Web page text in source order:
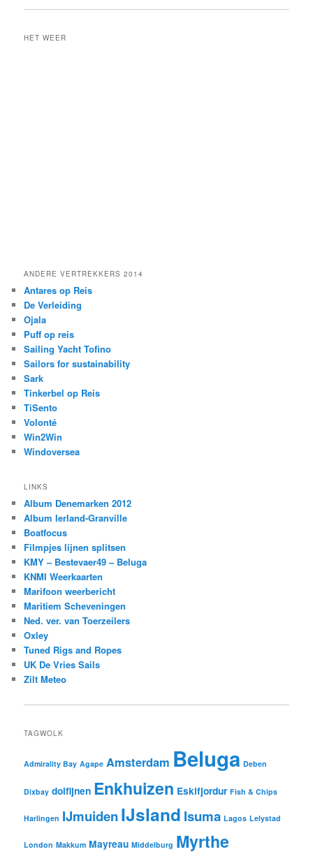
h
HET WEER
ANDERE VERTREKKERS 2014
Antares op Reis
De Verleiding
Ojala
Puff op reis
Sailing Yacht Tofino
Sailors for sustainability
Sark
Tinkerbel op Reis
TiSento
Volonté
Win2Win
Windoversea
LINKS
Album Denemarken 2012
Album Ierland-Granville
Boatfocus
Filmpjes lijnen splitsen
KMY – Bestevaer49 – Beluga
KNMI Weerkaarten
Marifoon weerbericht
Maritiem Scheveningen
Ned. ver. van Toerzeilers
Oxley
Tuned Rigs and Ropes
UK De Vries Sails
Zilt Meteo
TAGWOLK
Admirality Bay Agape Amsterdam Beluga Deben
Dixbay dolfijnen Enkhuizen Eskifjordur Fish & Chips
Harlingen IJmuidenIJsland Isuma Lagos Lelystad
London Makkum Mayreau Middelburg Myrthe